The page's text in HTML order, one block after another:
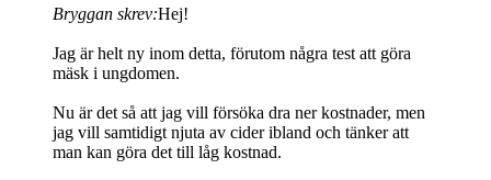
Bryggan skrev:Hej!
Jag är helt ny inom detta, förutom några test att göra
mäsk i ungdomen.
Nu är det så att jag vill försöka dra ner kostnader, men
jag vill samtidigt njuta av cider ibland och tänker att
man kan göra det till låg kostnad.